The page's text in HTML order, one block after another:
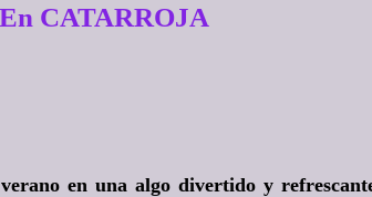
CATARROJA
en una algo divertido y